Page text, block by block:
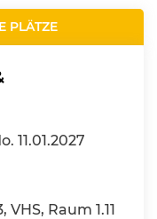
PLÄTZE
11.01.2027
Raum 1.11